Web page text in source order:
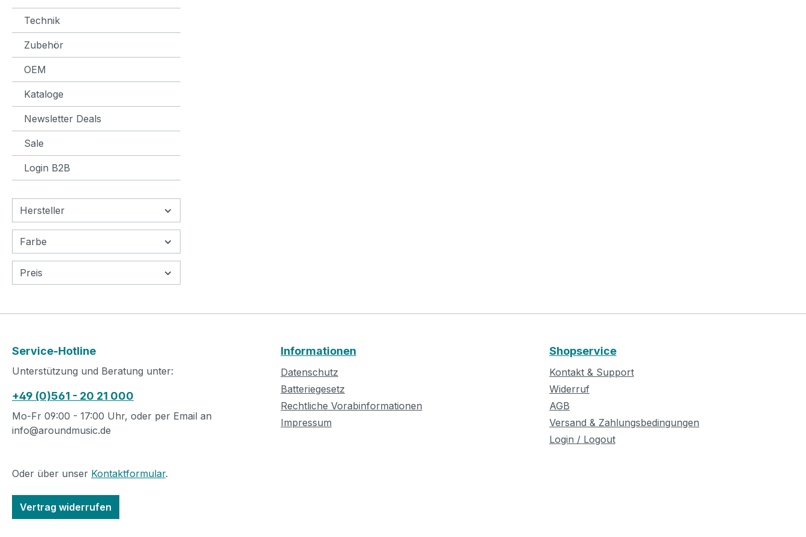
Technik
Zubehör
OEM
Kataloge
Newsletter Deals
Sale
Login B2B
Hersteller
Farbe
Preis
Service-Hotline
Unterstützung und Beratung unter:
+49 (0)561 - 20 21 000
Mo-Fr 09:00 - 17:00 Uhr, oder per Email an
info@aroundmusic.de
Oder über unser Kontaktformular.
Vertrag widerrufen
Informationen
Datenschutz
Batteriegesetz
Rechtliche Vorabinformationen
Impressum
Shopservice
Kontakt & Support
Widerruf
AGB
Versand & Zahlungsbedingungen
Login / Logout